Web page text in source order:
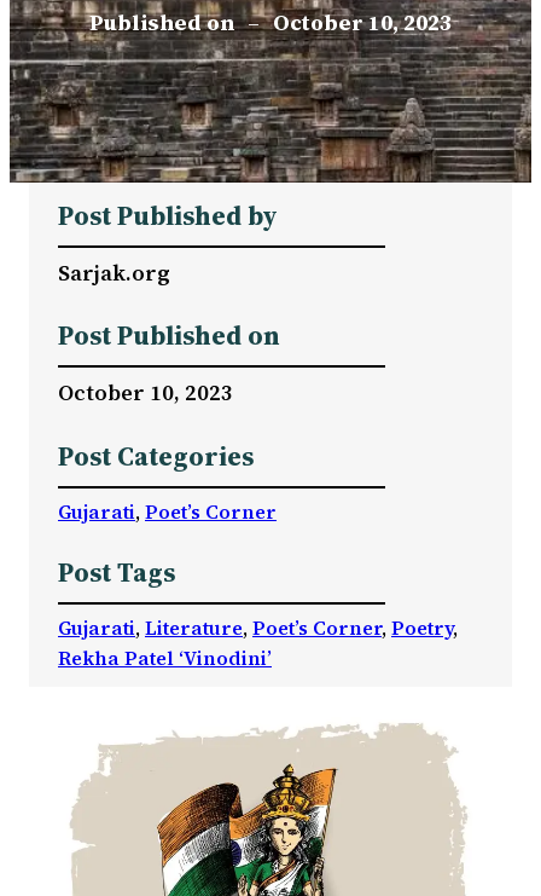
Published on – October 10, 2023
Post Published by
Sarjak.org
Post Published on
October 10, 2023
Post Categories
Gujarati, Poet’s Corner
Post Tags
Gujarati, Literature, Poet’s Corner, Poetry
Rekha Patel ‘Vinodini’